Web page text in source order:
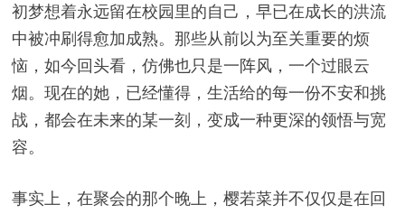
初梦想着永远留在校园里的自己，早已在成长的洪流
中被冲刷得愈加成熟。那些从前以为至关重要的烦
恼，如今回头看，仿佛也只是一阵风，一个过眼云
烟。现在的她，已经懂得，生活给的每一份不安和挑
战，都会在未来的某一刻，变成一种更深的领悟与宽
容。
事实上，在聚会的那个晚上，樱若菜并不仅仅是在回